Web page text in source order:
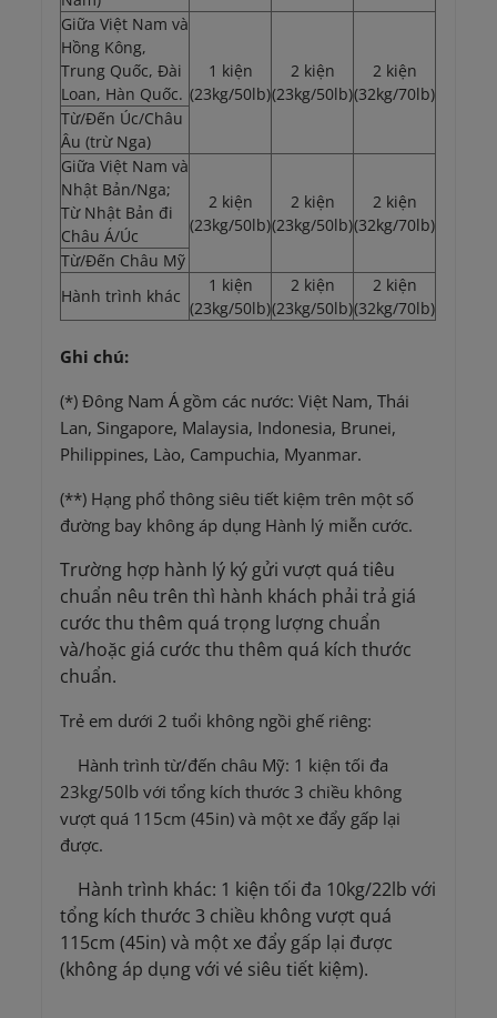
Giữa Việt Nam và
Hồng Kông,
Trung Quốc, Đài
Loan, Hàn Quốc.
1 kiện
(23kg/50lb)
2 kiện
(23kg/50lb)
2 kiện
(32kg/70lb)
Từ/Đến Úc/Châu
Âu (trừ Nga)
Giữa Việt Nam và
Nhật Bản/Nga;
Từ Nhật Bản đi
Châu Á/Úc
2 kiện
(23kg/50lb)
2 kiện
(23kg/50lb)
2 kiện
(32kg/70lb)
Từ/Đến Châu Mỹ
Hành trình khác
1 kiện
(23kg/50lb)
2 kiện
(23kg/50lb)
2 kiện
(32kg/70lb)
Ghi chú:
(*) Đông Nam Á gồm các nước: Việt Nam, Thái
Lan, Singapore, Malaysia, Indonesia, Brunei,
Philippines, Lào, Campuchia, Myanmar.
(**) Hạng phổ thông siêu tiết kiệm trên một số
đường bay không áp dụng Hành lý miễn cước.
Trường hợp hành lý ký gửi vượt quá tiêu
chuẩn nêu trên thì hành khách phải trả giá
cước thu thêm quá trọng lượng chuẩn
và/hoặc giá cước thu thêm quá kích thước
chuẩn.
Trẻ em dưới 2 tuổi không ngồi ghế riêng:
Hành trình từ/đến châu Mỹ: 1 kiện tối đa
23kg/50lb với tổng kích thước 3 chiều không
vượt quá 115cm (45in) và một xe đẩy gấp lại
được.
Hành trình khác: 1 kiện tối đa 10kg/22lb với
tổng kích thước 3 chiều không vượt quá
115cm (45in) và một xe đẩy gấp lại được
(không áp dụng với vé siêu tiết kiệm).